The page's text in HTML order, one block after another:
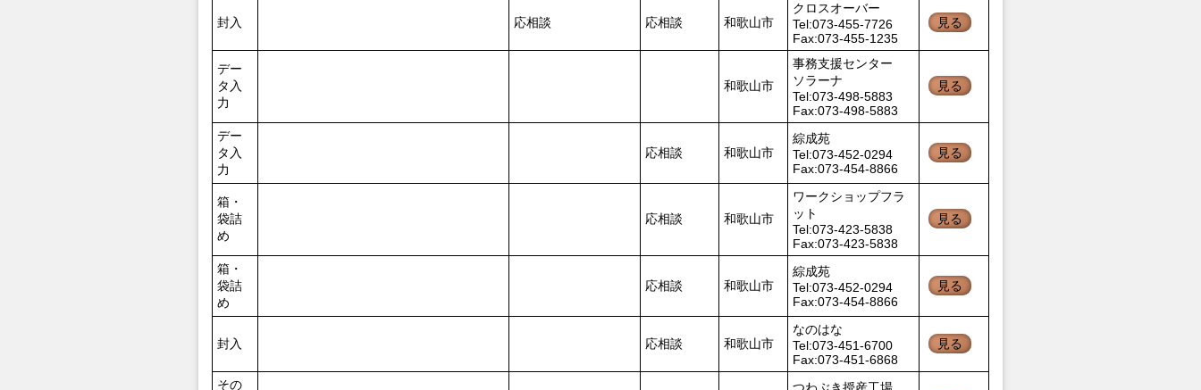
封入 応相談 応相談 和歌山市
クロスオーバー
Tel:073-455-7726
Fax:073-455-1235
見る
デー
タ入
力
和歌山市
事務支援センター
ソラーナ
Tel:073-498-5883
Fax:073-498-5883
見る
デー
タ入
力
応相談 和歌山市
綜成苑
Tel:073-452-0294
Fax:073-454-8866
見る
箱・
袋詰
め
応相談 和歌山市
ワークショップフラ
ット
Tel:073-423-5838
Fax:073-423-5838
見る
箱・
袋詰
め
応相談 和歌山市
綜成苑
Tel:073-452-0294
Fax:073-454-8866
見る
封入 応相談 和歌山市
なのはな
Tel:073-451-6700
Fax:073-451-6868
見る
その